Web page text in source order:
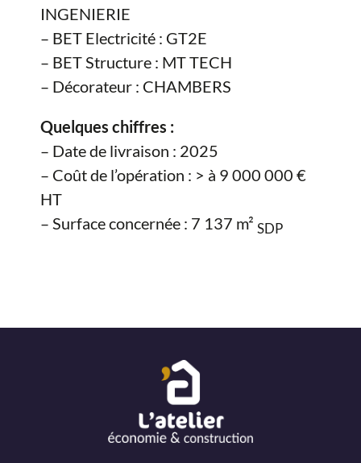
INGENIERIE
– BET Electricité : GT2E
– BET Structure : MT TECH
– Décorateur : CHAMBERS
Quelques chiffres :
– Date de livraison : 2025
– Coût de l’opération : > à 9 000 000 €
HT
– Surface concernée : 7 137 m² SDP